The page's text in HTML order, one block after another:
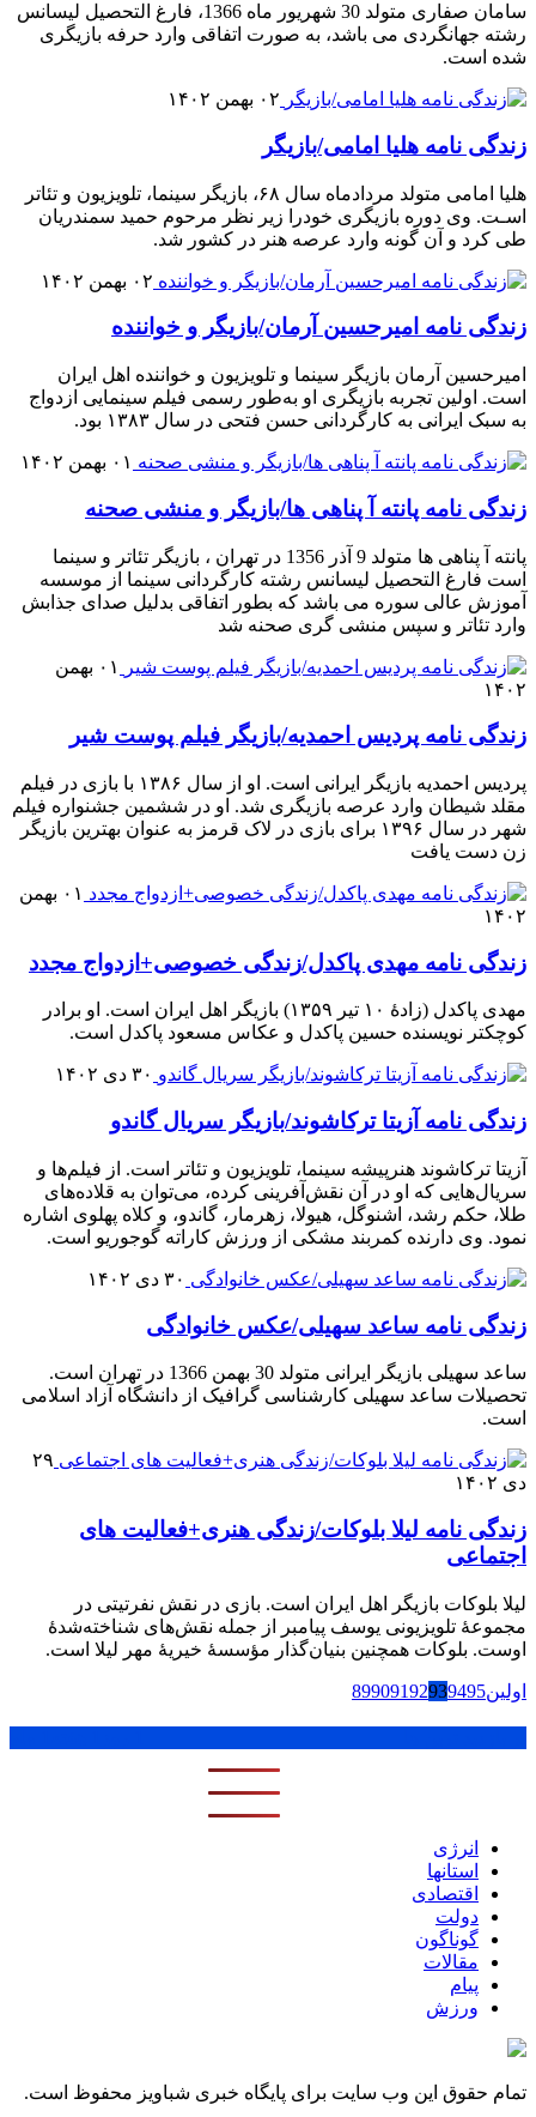
سامان صفاری متولد 30 شهریور ماه 1366، فارغ التحصیل لیسانس
رشته جهانگردی می باشد، به صورت اتفاقی وارد حرفه بازیگری
شده است.
۰۲ بهمن ۱۴۰۲
زندگی نامه هلیا امامی/بازیگر
هلیا امامی متولد مردادماه سال ۶۸، بازیگر سینما، تلویزیون و تئاتر
اسـت. وی دوره بازیگری خودرا زیر نظر مرحوم حمید سمندریان
طی کرد و آن گونه وارد عرصه هنر در کشور شد.
۰۲ بهمن ۱۴۰۲
زندگی نامه امیرحسین آرمان/بازیگر و خواننده
امیرحسین آرمان بازیگر سینما و تلویزیون و خواننده اهل ایران
است. اولین تجربه بازیگری او به‌طور رسمی فیلم سینمایی ازدواج
به سبک ایرانی به کارگردانی حسن فتحی در سال ۱۳۸۳ بود.
۰۱ بهمن ۱۴۰۲
زندگی نامه پانته آ پناهی ها/بازیگر و منشی صحنه
پانته آ پناهی ها متولد 9 آذر 1356 در تهران ، بازیگر تئاتر و سینما
است فارغ التحصیل لیسانس رشته کارگردانی سینما از موسسه
آموزش عالی سوره می باشد که بطور اتفاقی بدلیل صدای جذابش
وارد تئاتر و سپس منشی گری صحنه شد
۰۱ بهمن
۱۴۰۲
زندگی نامه پردیس احمدیه/بازیگر فیلم پوست شیر
پردیس احمدیه بازیگر ایرانی است. او از سال ۱۳۸۶ با بازی در فیلم
مقلد شیطان وارد عرصه بازیگری شد. او در ششمین جشنواره فیلم
شهر در سال ۱۳۹۶ برای بازی در لاک قرمز به عنوان بهترین بازیگر
زن دست یافت
۰۱ بهمن
۱۴۰۲
زندگی نامه مهدی پاکدل/زندگی خصوصی+ازدواج مجدد
مهدی پاکدل (زادهٔ ۱۰ تیر ۱۳۵۹) بازیگر اهل ایران است. او برادر
کوچکتر نویسنده حسین پاکدل و عکاس مسعود پاکدل است.
۳۰ دی ۱۴۰۲
زندگی نامه آزیتا ترکاشوند/بازیگر سریال گاندو
آزیتا ترکاشوند هنرپیشه سینما، تلویزیون و تئاتر است. از فیلم‌ها و
سریال‌هایی که او در آن نقش‌آفرینی کرده، می‌توان به قلاده‌های
طلا، حکم رشد، اشنوگل، هیولا، زهرمار، گاندو، و کلاه پهلوی اشاره
نمود. وی دارنده کمربند مشکی از ورزش کاراته گوجوریو است.
۳۰ دی ۱۴۰۲
زندگی نامه ساعد سهیلی/عکس خانوادگی
ساعد سهیلی بازیگر ایرانی متولد 30 بهمن 1366 در تهران است.
تحصیلات ساعد سهیلی کارشناسی گرافیک از دانشگاه آزاد اسلامی
است.
۲۹
دی ۱۴۰۲
زندگی نامه لیلا بلوکات/زندگی هنری+فعالیت های
اجتماعی
لیلا بلوکات بازیگر اهل ایران است. بازی در نقش‌ نفرتیتی در
مجموعهٔ تلویزیونی یوسف پیامبر از جمله نقش‌های شناخته‌شدهٔ
اوست. بلوکات همچنین بنیان‌گذار مؤسسهٔ خیریهٔ مهر لیلا است.
اولین 89909192939495
انرژی
استانها
اقتصادی
دولت
گوناگون
مقالات
پیام
ورزش
تمام حقوق این وب سایت برای پایگاه خبری شباویز محفوظ است.